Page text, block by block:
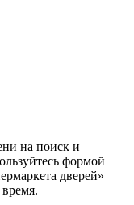
на поиск и
формой
дверей»